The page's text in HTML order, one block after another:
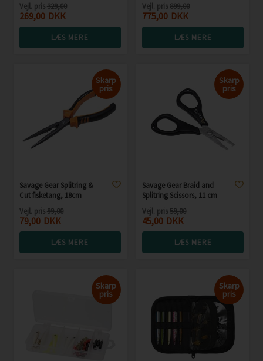
Vejl. pris329,00
269,00 DKK
LÆS MERE
Vejl. pris 899,00
775,00 DKK
LÆS MERE
Skarp
pris
Savage Gear Splitring &
Cut fisketang, 18cm
Vejl. pris99,00
79,00 DKK
LÆS MERE
Skarp
pris
Savage Gear Braid and
Splitring Scissors, 11 cm
Vejl. pris 59,00
45,00 DKK
LÆS MERE
Skarp
pris
Skarp
pris